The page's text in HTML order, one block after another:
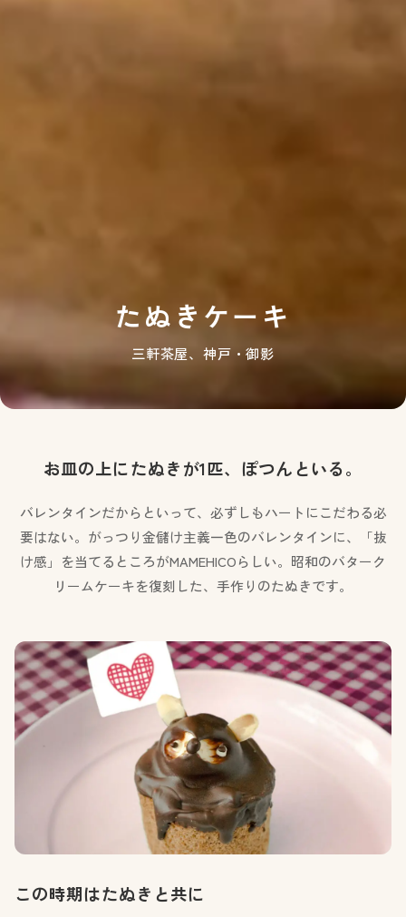
たぬきケーキ
三軒茶屋、神戸・御影
お皿の上にたぬきが1匹、ぽつんといる。
バレンタインだからといって、必ずしもハートにこだわる必
要はない。がっつり金儲け主義一色のバレンタインに、「抜
け感」を当てるところがMAMEHICOらしい。昭和のバターク
リームケーキを復刻した、手作りのたぬきです。
この時期はたぬきと共に